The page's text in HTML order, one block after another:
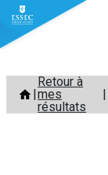
Aller
contenu
Retour à
mes
résultats